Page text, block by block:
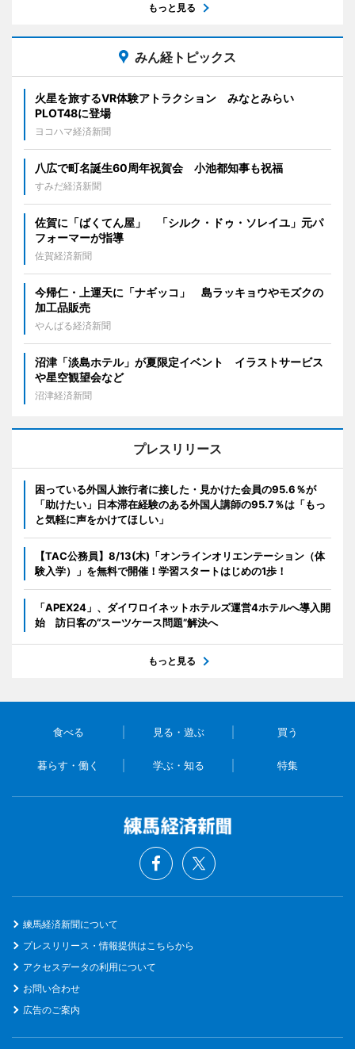
もっと見る
みん経トピックス
火星を旅するVR体験アトラクション みなとみらい
PLOT48に登場
ヨコハマ経済新聞
八広で町名誕生60周年祝賀会 小池都知事も祝福
すみだ経済新聞
佐賀に「ばくてん屋」 「シルク・ドゥ・ソレイユ」元パ
フォーマーが指導
佐賀経済新聞
今帰仁・上運天に「ナギッコ」 島ラッキョウやモズクの
加工品販売
やんばる経済新聞
沼津「淡島ホテル」が夏限定イベント イラストサービス
や星空観望会など
沼津経済新聞
プレスリリース
困っている外国人旅行者に接した・見かけた会員の95.6％が
「助けたい」日本滞在経験のある外国人講師の95.7％は「もっ
と気軽に声をかけてほしい」
【TAC公務員】8/13(木)「オンラインオリエンテーション（体
験入学）」を無料で開催！学習スタートはじめの1歩！
「APEX24」、ダイワロイネットホテルズ運営4ホテルへ導入開
始 訪日客の“スーツケース問題”解決へ
もっと見る
食べる 見る・遊ぶ 買う
暮らす・働く 学ぶ・知る 特集
練馬経済新聞について
プレスリリース・情報提供はこちらから
アクセスデータの利用について
お問い合わせ
広告のご案内